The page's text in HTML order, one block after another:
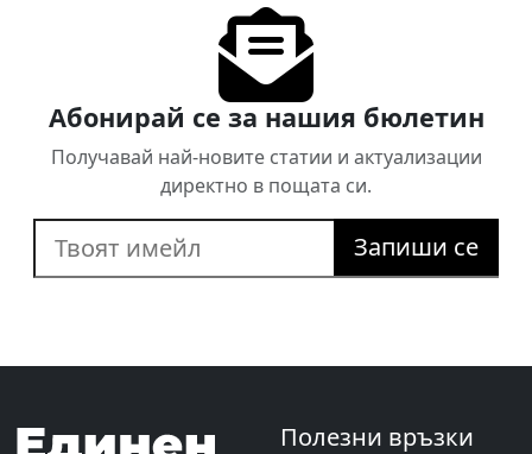
Абонирай се за нашия бюлетин
Получавай най-новите статии и актуализации
директно в пощата си.
Запиши се
Полезни връзки